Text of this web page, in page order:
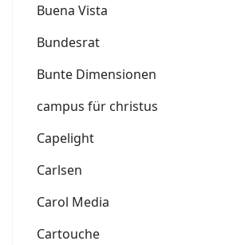
Buena Vista
Bundesrat
Bunte Dimensionen
campus für christus
Capelight
Carlsen
Carol Media
Cartouche